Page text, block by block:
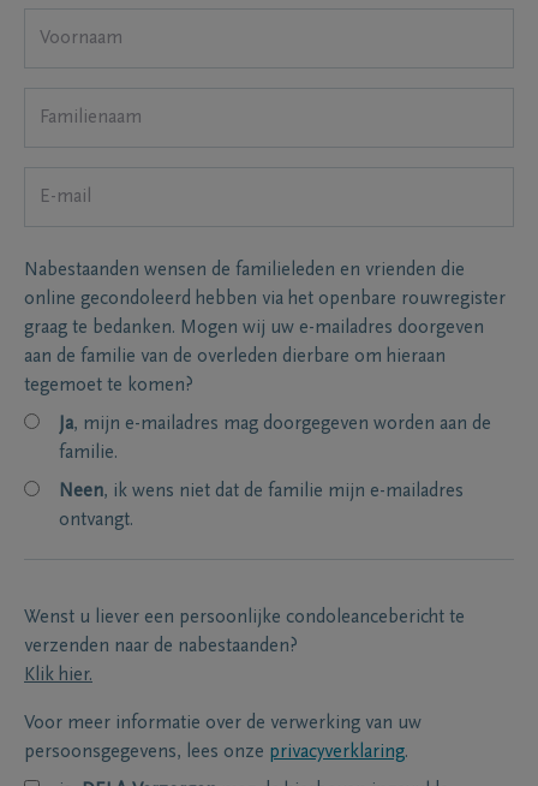
Nabestaanden wensen de familieleden en vrienden die
online gecondoleerd hebben via het openbare rouwregister
graag te bedanken. Mogen wij uw e-mailadres doorgeven
aan de familie van de overleden dierbare om hieraan
tegemoet te komen?
Ja, mijn e-mailadres mag doorgegeven worden aan de
familie.
Neen, ik wens niet dat de familie mijn e-mailadres
ontvangt.
Wenst u liever een persoonlijke condoleancebericht te
verzenden naar de nabestaanden?
Klik hier.
Voor meer informatie over de verwerking van uw
persoonsgegevens, lees onze privacyverklaring.